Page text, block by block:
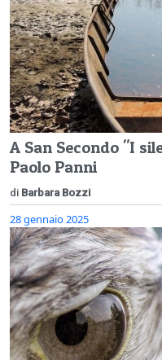
A San Secondo "I
Paolo Panni
di Barbara Bozzi
28 gennaio 2025